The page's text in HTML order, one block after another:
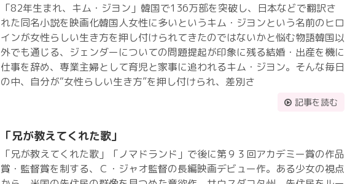
「82年生まれ、キム・ジヨン」韓国で136万部を突破し、日本などで翻訳さ
れた同名小説を映画化韓国人女性に多いというキム・ジヨンという名前のヒロ
インが女性らしい生き方を押し付けられてきたのではないかと悩む物語韓国以
外でも通じる、ジェンダーについての問題提起が印象に残る結婚・出産を機に
仕事を辞め、専業主婦として育児と家事に追われるキム・ジヨン。そんな毎日
の中、自分が“女性らしい生き方”を押し付けられ、差別さ
記事を読む
「兄が教えてくれた歌」
「兄が教えてくれた歌」「ノマドランド」で後に第９３回アカデミー賞の作品
賞・監督賞を制する、Ｃ・ジャオ監督の長編映画デビュー作。ある少女の視点